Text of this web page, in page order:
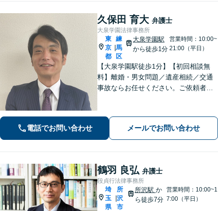
久保田 育大 弁護士
大泉学園法律事務所
東
京
都
|
練
馬
区
大泉学園駅
から徒歩1分
営業時間：10:00~
21:00（平日）
【大泉学園駅徒歩1分】【初回相談無
料】離婚・男女問題／遺産相続／交通
事故ならお任せください。ご依頼者様
張対応も可能です。【土日・夜間相談
電話でお問い合わせ メールでお問い合わせ
鶴羽 良弘 弁護士
段貞行法律事務所
埼
玉
県
所
沢
市
所沢駅 か
ら徒歩7分
営業時間：10:00~1
7:00（平日）